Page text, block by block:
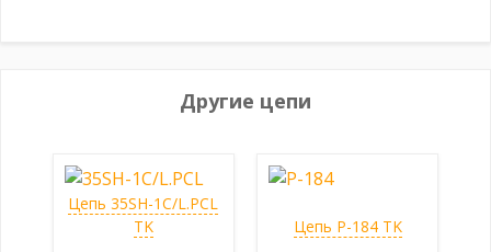
Другие цепи
Цепь 35SH-1C/L.PCL
TK
Цепь P-184 TK